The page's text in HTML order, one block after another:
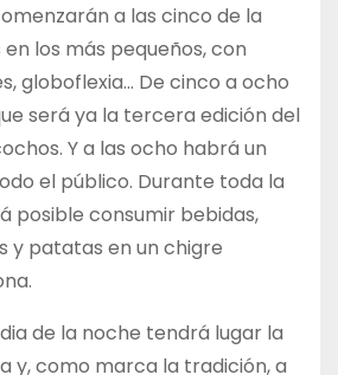
a las cinco de la
los más pequeños, con
globoflexia… De cinco a ocho
será ya la tercera edición del
Y a las ocho habrá un
el público. Durante toda la
posible consumir bebidas,
y patatas en un chigre
de la noche tendrá lugar la
y, como marca la tradición, a